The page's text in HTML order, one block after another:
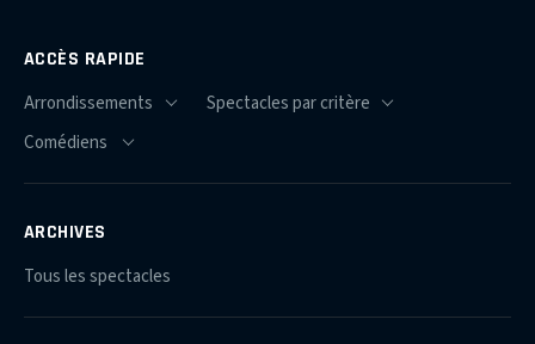
ACCÈS RAPIDE
ARCHIVES
Tous les spectacles